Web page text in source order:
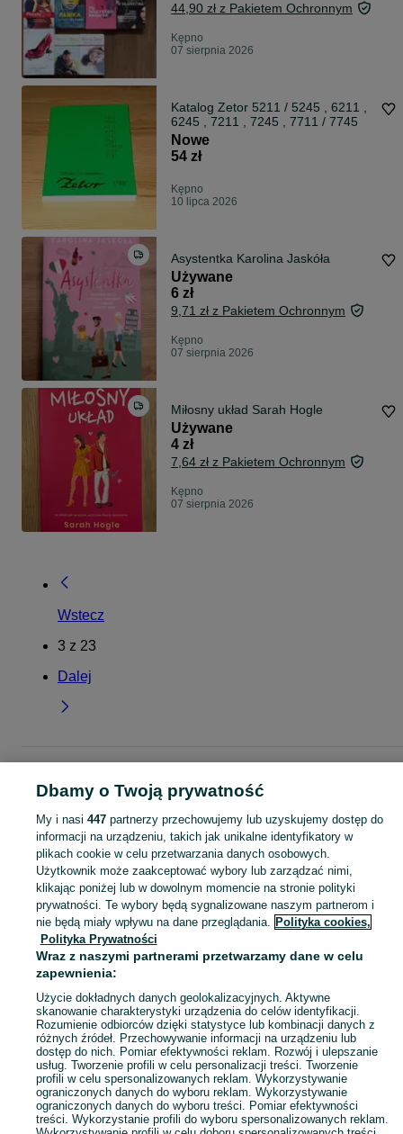
44,90 zł z Pakietem Ochronnym
Kępno
07 sierpnia 2026
Katalog Zetor 5211 / 5245 , 6211 ,
6245 , 7211 , 7245 , 7711 / 7745
Nowe
54 zł
Kępno
10 lipca 2026
Asystentka Karolina Jaskóła
Używane
6 zł
9,71 zł z Pakietem Ochronnym
Kępno
07 sierpnia 2026
Miłosny układ Sarah Hogle
Używane
4 zł
7,64 zł z Pakietem Ochronnym
Kępno
07 sierpnia 2026
Wstecz
3 z 23
Dalej
Wielkopolskie
Literatura - Kępno
KATEGORIA
Zobacz
Mapa kategorii
Mapa miejscowości
Mapa ministron
Popularne wyszukiwania
Dbamy o Twoją prywatność
My i nasi 447partnerzy przechowujemy lub uzyskujemy dostęp do
informacji na urządzeniu, takich jak unikalne identyfikatory w
plikach cookie w celu przetwarzania danych osobowych.
Użytkownik może zaakceptować wybory lub zarządzać nimi,
klikając poniżej lub w dowolnym momencie na stronie polityki
prywatności. Te wybory będą sygnalizowane naszym partnerom i
nie będą miały wpływu na dane przeglądania. Polityka cookies,
Polityka Prywatności
Wraz z naszymi partnerami przetwarzamy dane w celu
zapewnienia:
Użycie dokładnych danych geolokalizacyjnych. Aktywne
skanowanie charakterystyki urządzenia do celów identyfikacji.
Rozumienie odbiorców dzięki statystyce lub kombinacji danych z
różnych źródeł. Przechowywanie informacji na urządzeniu lub
dostęp do nich. Pomiar efektywności reklam. Rozwój i ulepszanie
usług. Tworzenie profili w celu personalizacji treści. Tworzenie
profili w celu spersonalizowanych reklam. Wykorzystywanie
ograniczonych danych do wyboru reklam. Wykorzystywanie
ograniczonych danych do wyboru treści. Pomiar efektywności
treści. Wykorzystanie profili do wyboru spersonalizowanych reklam.